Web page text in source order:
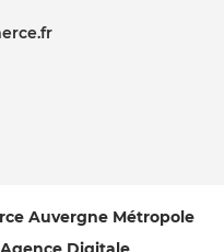
Auvergne Métropole